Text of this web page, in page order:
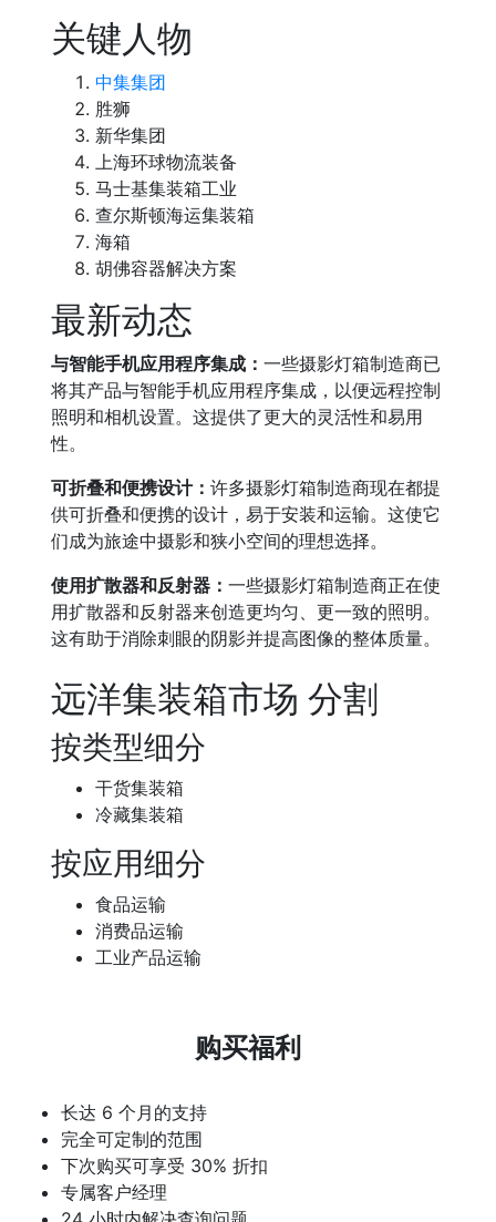
关键人物
中集集团
胜狮
新华集团
上海环球物流装备
马士基集装箱工业
查尔斯顿海运集装箱
海箱
胡佛容器解决方案
最新动态
与智能手机应用程序集成： 一些摄影灯箱制造商已
将其产品与智能手机应用程序集成，以便远程控制
照明和相机设置。这提供了更大的灵活性和易用
性。
可折叠和便携设计： 许多摄影灯箱制造商现在都提
供可折叠和便携的设计，易于安装和运输。这使它
们成为旅途中摄影和狭小空间的理想选择。
使用扩散器和反射器： 一些摄影灯箱制造商正在使
用扩散器和反射器来创造更均匀、更一致的照明。
这有助于消除刺眼的阴影并提高图像的整体质量。
远洋集装箱市场 分割
按类型细分
干货集装箱
冷藏集装箱
按应用细分
食品运输
消费品运输
工业产品运输
购买福利
长达 6 个月的支持
完全可定制的范围
下次购买可享受 30% 折扣
专属客户经理